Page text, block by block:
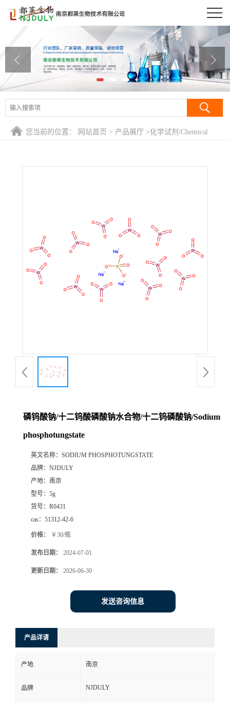
公司首页
公司介绍
公司动态
产品展厅
证书荣誉
您当前的位置： 网站首页 > 产品展厅 >化学试剂/Chemical
磷钨酸钠/十二钨酸磷酸钠水合物/十二钨磷酸钠/Sodium
phosphotungstate
英文名称： SODIUM PHOSPHOTUNGSTATE
品牌： NJDULY
产地： 南京
型号： 5g
货号： R0431
cas： 51312-42-6
价格： ￥30/瓶
发布日期： 2024-07-01
更新日期： 2026-06-30
发送咨询信息
产品详请
产地 南京
品牌 NJDULY